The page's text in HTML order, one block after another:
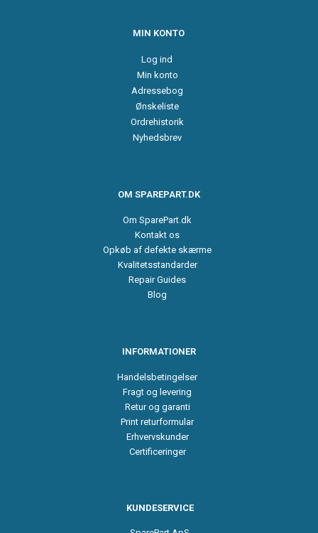
MIN KONTO
Log ind
Min konto
Adressebog
Ønskeliste
Ordrehistorik
Nyhedsbrev
OM SPAREPART.DK
Om SparePart.dk
Kontakt os
Opkøb af defekte skærme
Kvalitetsstandarder
Repair Guides
Blog
INFORMATIONER
Handelsbetingelser
Fragt og levering
Retur og garanti
Print returformular
Erhvervskunder
Certificeringer
KUNDESERVICE